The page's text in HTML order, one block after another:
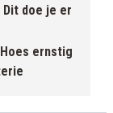
doe je er
ernstig